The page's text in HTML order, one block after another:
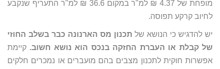
מופחת של 4.37 ₪ למ"ר במקום 36.6 ₪ למ"ר התעריף שנקבע
לחיוב קרקע תפוסה.
יש להדגיש כי הנושא של תכנון מס הארנונה כבר בשלב החוזי
של קבלת או העברת החזקה בנכס הוא נושא חשוב. קיימת
אפשרות חוקית לתכנון מצבים בהם מועברים או נמכרים חלקים